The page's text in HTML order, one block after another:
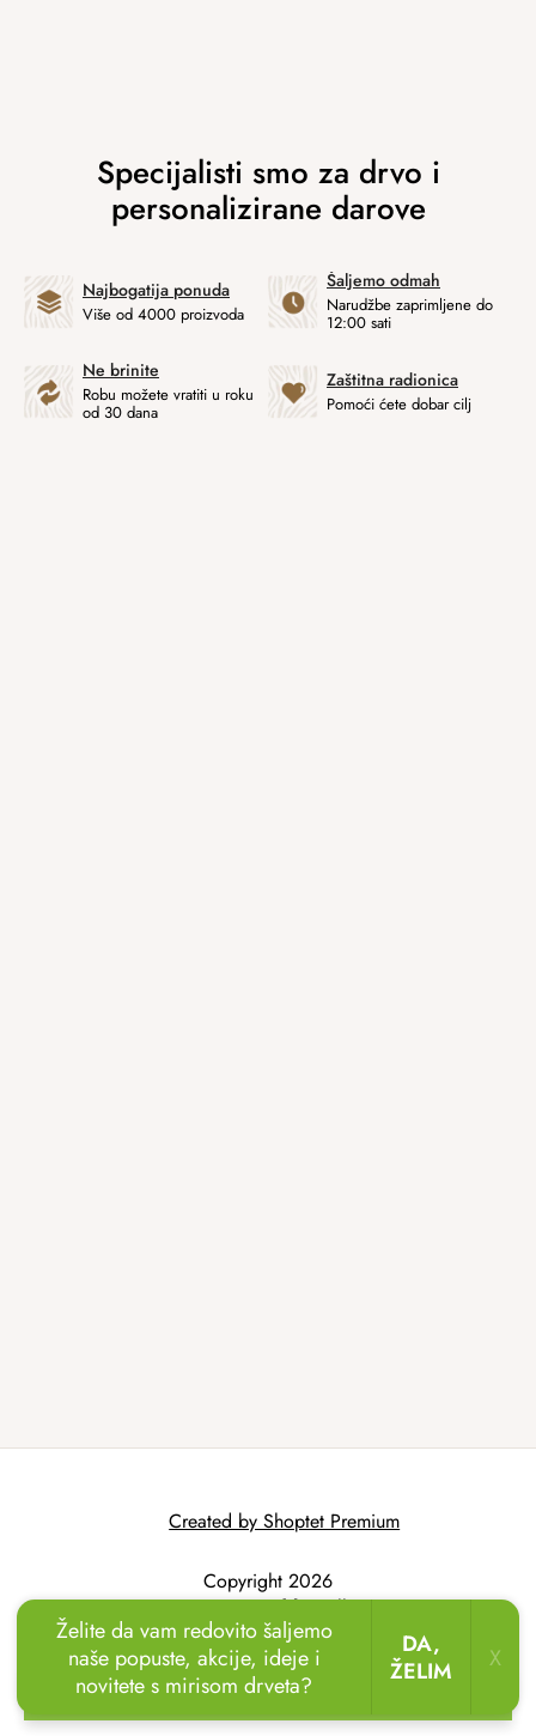
Uživajte u odmoru u vrtu!Drvene ležaljke
sada uz popust
Najbogatija ponuda
Više od 4000 proizvoda
Šaljemo odmah
Narudžbe zaprimljene do
12:00 sati
Ne brinite
Robu možete vratiti u roku
od 30 dana
Zaštitna radionica
Pomoći ćete dobar cilj
Created by Shoptet Premium
Copyright 2026
AtmoWood.hr. All
rights reserved.
Želite da vam redovito šaljemo
naše popuste, akcije, ideje i
novitete s mirisom drveta?
DA,
ŽELIM
X